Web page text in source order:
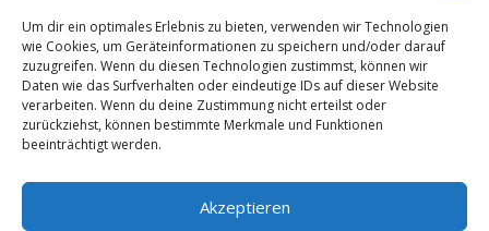
Um dir ein optimales Erlebnis zu bieten, verwenden wir Technologien
wie Cookies, um Geräteinformationen zu speichern und/oder darauf
zuzugreifen. Wenn du diesen Technologien zustimmst, können wir
Daten wie das Surfverhalten oder eindeutige IDs auf dieser Website
verarbeiten. Wenn du deine Zustimmung nicht erteilst oder
zurückziehst, können bestimmte Merkmale und Funktionen
beeinträchtigt werden.
Akzeptieren
Home-Office und die Stromkosten
VonBasti Vor 5 Jahren
Wie sieht es mit Urlaub aus?
VonBastiVor 5 Jahren
Niedrigenergiehaus - Finanzierung?